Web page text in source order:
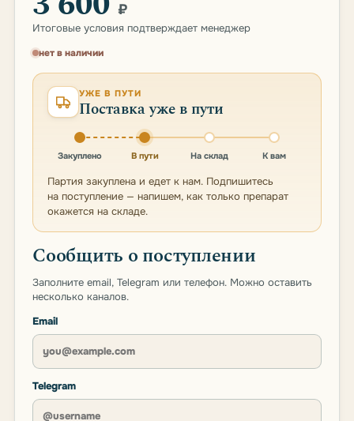
₽
Итоговые условия подтверждает менеджер
нет в наличии
УЖЕ В ПУТИ
Поставка уже в пути
Закуплено В пути На склад К вам
Партия закуплена и едет к нам. Подпишитесь
на поступление — напишем, как только препарат
окажется на складе.
Сообщить о поступлении
Заполните email, Telegram или телефон. Можно оставить
несколько каналов.
Email
Telegram